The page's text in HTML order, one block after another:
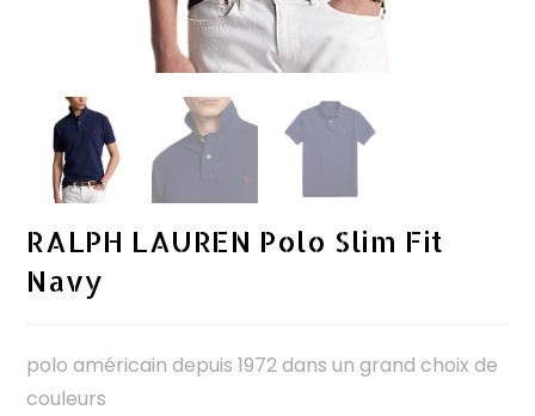
RALPH LAUREN Polo Slim Fit
Navy
polo américain depuis 1972 dans un grand choix de
couleurs